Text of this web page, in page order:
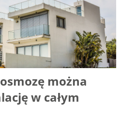
można
w całym